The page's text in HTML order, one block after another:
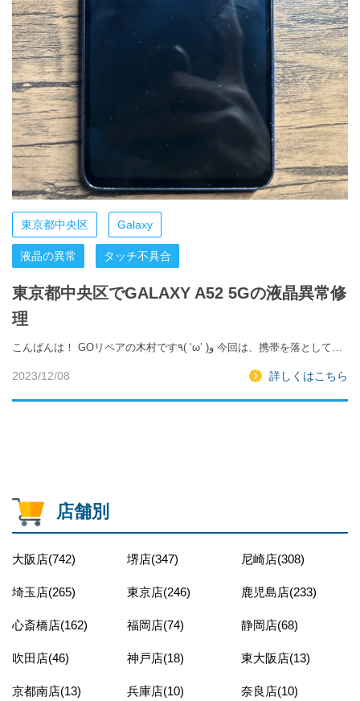
東京都中央区 Galaxy
液晶の異常 タッチ不具合
東京都中央区でGALAXY A52 5Gの液晶異常修
理
こんばんは！ GOリペアの木村です٩( ‘ω’ )و 今回は、携帯を落として…
2023/12/08 詳しくはこちら
店舗別
大阪店(742) 堺店(347) 尼崎店(308)
埼玉店(265) 東京店(246) 鹿児島店(233)
心斎橋店(162) 福岡店(74) 静岡店(68)
吹田店(46) 神戸店(18) 東大阪店(13)
京都南店(13) 兵庫店(10) 奈良店(10)